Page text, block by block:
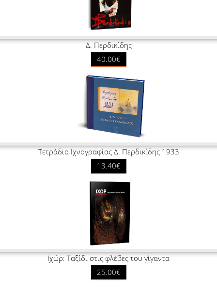
Δ. Περδικίδης
40.00€
Τετράδιο Ιχνογραφίας Δ. Περδικίδης 1933
13.40€
Ιχώρ: Ταξίδι στις φλέβες του γίγαντα
25.00€